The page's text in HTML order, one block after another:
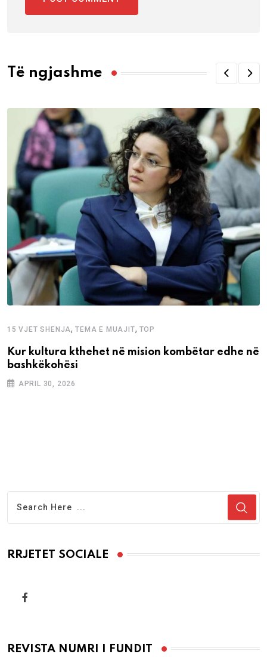
Të ngjashme
15 VJET SHENJA,TEMA E MUAJIT, TOP
Kur kultura kthehet në mision kombëtar edhe në
bashkëkohësi
APRIL 30, 2026
RRJETET SOCIALE
REVISTA NUMRI I FUNDIT